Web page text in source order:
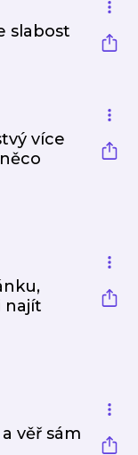
slabost
více
najít
věř sám